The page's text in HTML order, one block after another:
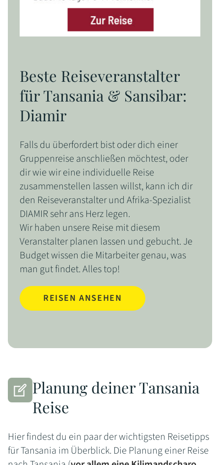
Beste Reiseveranstalter
für Tansania & Sansibar:
Diamir
Falls du überfordert bist oder dich einer
Gruppenreise anschließen möchtest, oder
dir wie wir eine individuelle Reise
zusammenstellen lassen willst, kann ich dir
den Reiseveranstalter und Afrika-Spezialist
DIAMIR sehr ans Herz legen.
Wir haben unsere Reise mit diesem
Veranstalter planen lassen und gebucht. Je
Budget wissen die Mitarbeiter genau, was
man gut findet. Alles top!
REISEN ANSEHEN
Planung deiner Tansania
Reise
Hier findest du ein paar der wichtigsten Reisetipps
für Tansania im Überblick. Die Planung einer Reise